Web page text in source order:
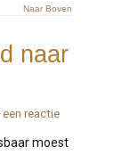
Naar Boven
naar
een reactie
moest